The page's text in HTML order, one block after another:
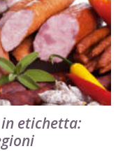
etichetta: